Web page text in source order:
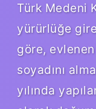
Türk Medeni
yürürlüğe
göre,
soyadını
yılında